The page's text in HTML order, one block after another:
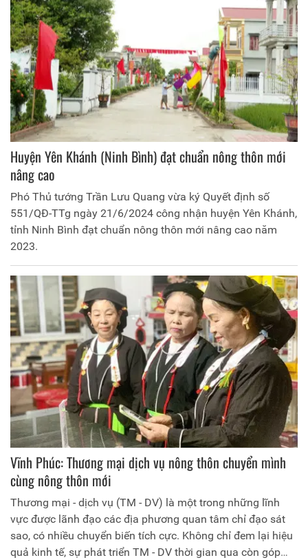
Huyện Yên Khánh (Ninh Bình) đạt chuẩn nông thôn mới
nâng cao
Phó Thủ tướng Trần Lưu Quang vừa ký Quyết định số
551/QĐ-TTg ngày 21/6/2024 công nhận huyện Yên Khánh,
tỉnh Ninh Bình đạt chuẩn nông thôn mới nâng cao năm
2023.
Vĩnh Phúc: Thương mại dịch vụ nông thôn chuyển mình
cùng nông thôn mới
Thương mại - dịch vụ (TM - DV) là một trong những lĩnh
vực được lãnh đạo các địa phương quan tâm chỉ đạo sát
sao, có nhiều chuyển biến tích cực. Không chỉ đem lại hiệu
quả kinh tế, sự phát triển TM - DV thời gian qua còn góp